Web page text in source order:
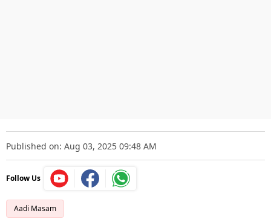
Published on: Aug 03, 2025 09:48 AM
Follow Us
Aadi Masam